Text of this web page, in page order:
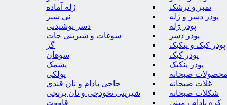
تمبر و ترشک
پودر دسر و ژله
پودر ژله
پودر دسر
پودر کیک و پنکیک
پودر کیک
پودر پنکیک
صبحانه
غلات صبحانه
شکلات صبحانه
کره بادام زمینی
ژله آماده
نی شیر
دسر نوشیدنی
سوغات و شیرینی جات
گز
سوهان
پشمک
پولکی
حاجی بادام و نان قندی
شیرینی نخودچی و نان برنجی
قاووت